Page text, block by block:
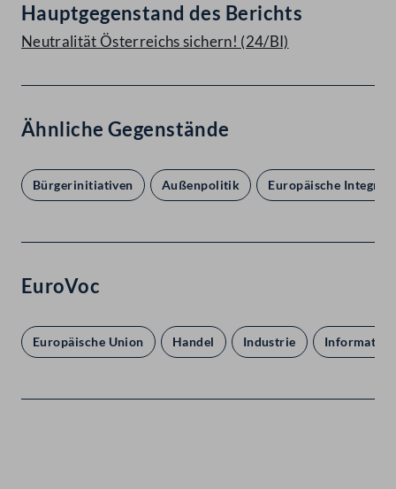
Hauptgegenstand des Berichts
Neutralität Österreichs sichern! (24/BI)
Ähnliche Gegenstände
Bürgerinitiativen Außenpolitik Europäische
EuroVoc
Europäische Union Handel Industrie Informatik